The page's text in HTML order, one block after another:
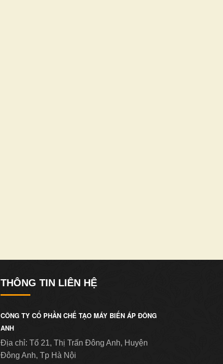
THÔNG TIN LIÊN HỆ
CÔNG TY CỔ PHẦN CHẾ TẠO MÁY BIẾN ÁP ĐÔNG
ANH
Địa chỉ: Tổ 21, Thị Trấn Đông Anh, Huyện
Đông Anh, Tp Hà Nội